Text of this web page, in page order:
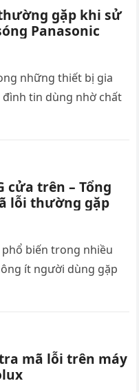
gặp khi sử
Panasonic
những thiết bị gia
tin dùng nhờ chất
cửa trên – Tổng
lỗi thường gặp
biến trong nhiều
ít người dùng gặp
mã lỗi trên máy